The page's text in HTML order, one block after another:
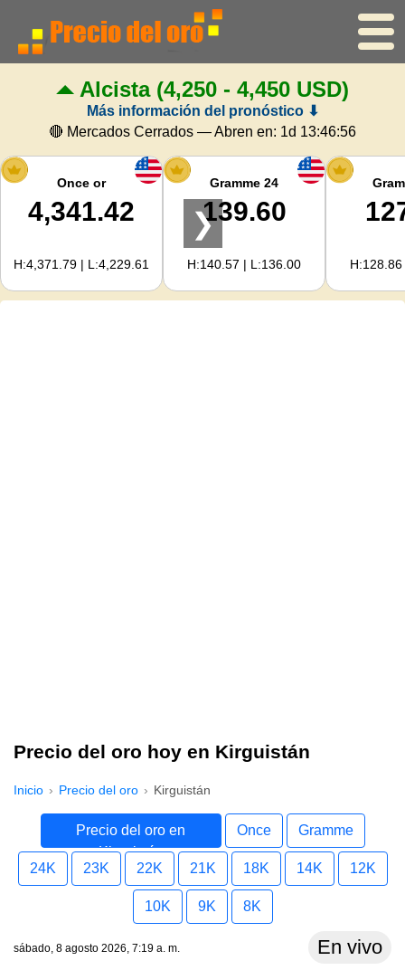
Inicio
Precio del oro
Precio de la plata
Calculadora de oro
Para Webmasters
Alcista(4,250 - 4,450 USD)
Más información del pronóstico ⬇
🔴 Mercados Cerrados — Abren en: 1d 13:46:55
Once or
4,341.42
H:4,371.79 | L:4,229.61
Gramme 24
139.60
H:140.57 | L:136.00
❯
Precio del oro hoy en Kirguistán
Inicio Precio del oro Kirguistán
Precio del oro en
Kirguistán
Once Gramme
24K 23K 22K 21K 18K 14K 12K
10K 9K 8K
sábado, 8 agosto 2026, 7:19 a. m. En vivo